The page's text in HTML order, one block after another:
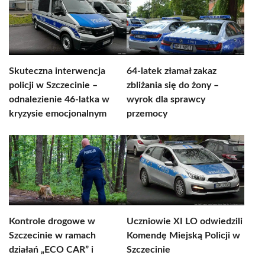
Skuteczna interwencja
policji w Szczecinie –
odnalezienie 46-latka w
kryzysie emocjonalnym
64-latek złamał zakaz
zbliżania się do żony –
wyrok dla sprawcy
przemocy
Kontrole drogowe w
Szczecinie w ramach
działań „ECO CAR” i
Uczniowie XI LO odwiedzili
Komendę Miejską Policji w
Szczecinie